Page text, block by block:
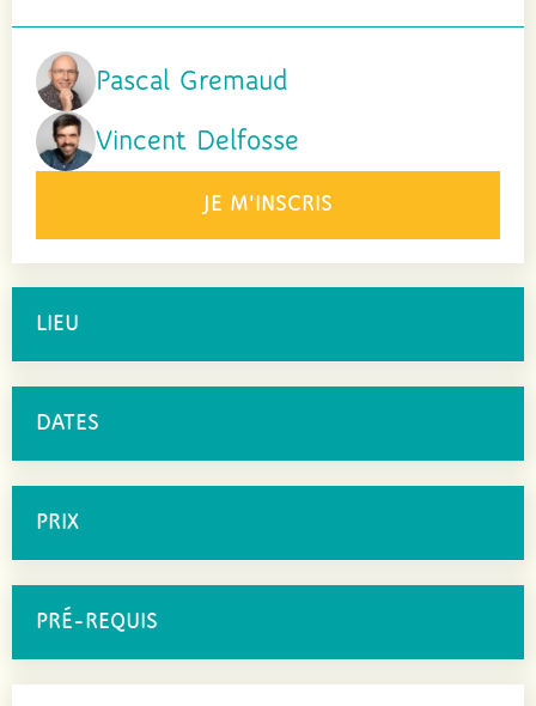
Pascal Gremaud
Vincent Delfosse
JE M'INSCRIS
LIEU
DATES
PRIX
PRÉ-REQUIS